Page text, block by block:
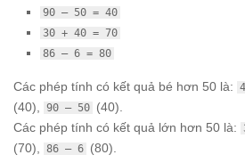
90 – 50 = 40
30 + 40 = 70
86 – 6 = 80
Các phép tính có kết quả bé hơn 50 là:
(40), 90 – 50 (40).
Các phép tính có kết quả lớn hơn 50 là:
(70), 86 – 6 (80).